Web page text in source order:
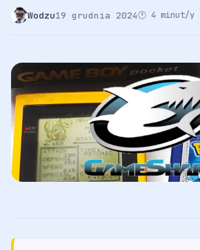
Wodzu19 grudnia 2024🕐 4 minut/y